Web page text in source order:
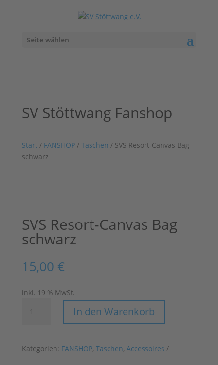
Seite wählen
SV Stöttwang Fanshop
Start/ FANSHOP/ Taschen / SVS Resort-Canvas Bag
schwarz
SVS Resort-Canvas Bag
schwarz
15,00 €
inkl. 19 % MwSt.
schwarz
In den Warenkorb
Kategorien: FANSHOP, Taschen, Accessoires